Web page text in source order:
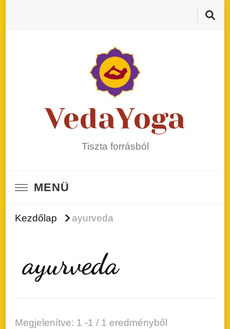
VedaYoga
Tiszta forrásból
MENÜ
Kezdőlap ayurveda
ayurveda
Megjelenítve: 1 -1 / 1 eredményből